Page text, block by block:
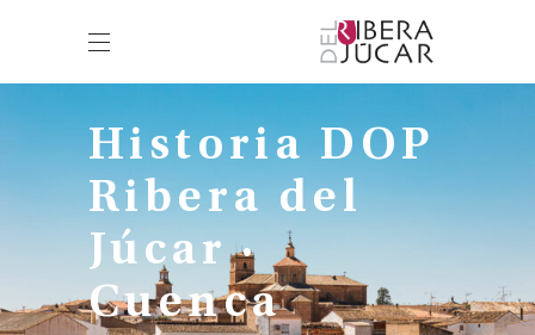
Historia DOP
Ribera del
Júcar ·
Cuenca